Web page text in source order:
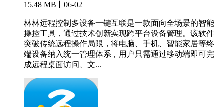
15.48 MB丨06-02
林林远程控制多设备一键互联是一款面向全场景的智能
操控工具，通过技术创新实现跨平台设备管理。该软件
突破传统远程操作局限，将电脑、手机、智能家居等终
端设备纳入统一管理体系，用户只需通过移动端即可完
成远程桌面访问、文...